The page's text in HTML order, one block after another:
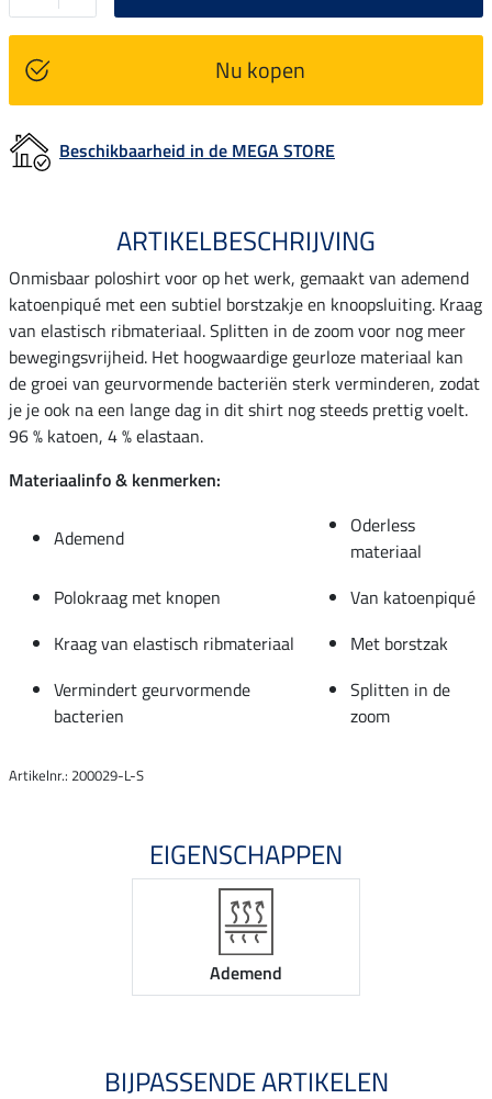
Nu kopen
Beschikbaarheid in de MEGA STORE
ARTIKELBESCHRIJVING
Onmisbaar poloshirt voor op het werk, gemaakt van ademend
katoenpiqué met een subtiel borstzakje en knoopsluiting. Kraag
van elastisch ribmateriaal. Splitten in de zoom voor nog meer
bewegingsvrijheid. Het hoogwaardige geurloze materiaal kan
de groei van geurvormende bacteriën sterk verminderen, zodat
je je ook na een lange dag in dit shirt nog steeds prettig voelt.
96 % katoen, 4 % elastaan.
Materiaalinfo & kenmerken:
Ademend
Oderless
materiaal
Polokraag met knopen
Van katoenpiqué
Kraag van elastisch ribmateriaal
Met borstzak
Vermindert geurvormende
bacterien
Splitten in de
zoom
Artikelnr.: 200029-L-S
EIGENSCHAPPEN
Ademend
BIJPASSENDE ARTIKELEN